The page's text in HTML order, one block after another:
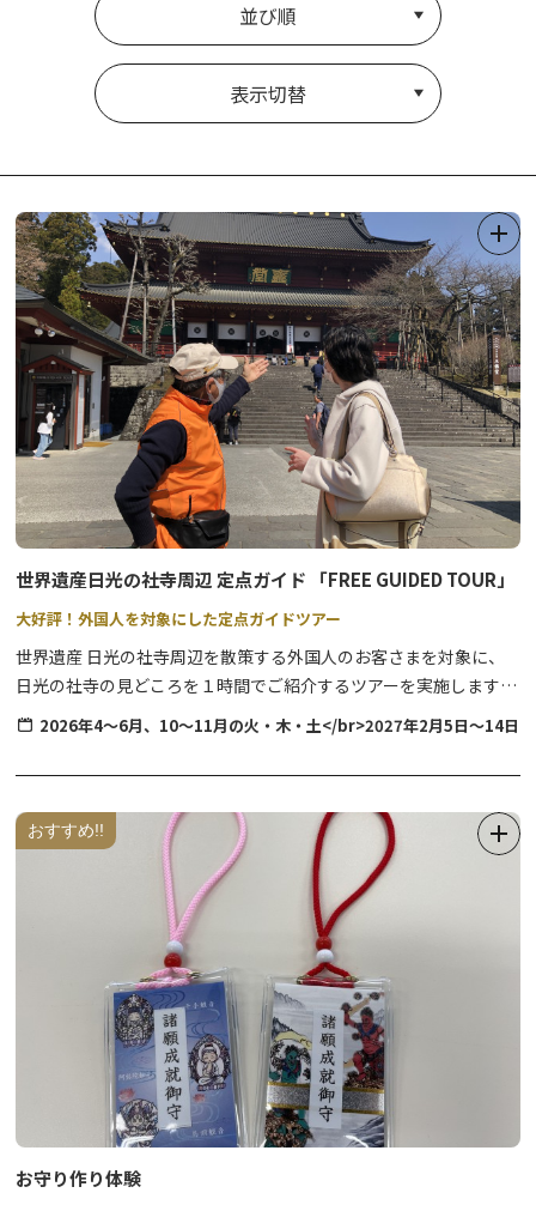
並び順
表示切替
世界遺産日光の社寺周辺 定点ガイド 「FREE GUIDED TOUR」
大好評！外国人を対象にした定点ガイドツアー
世界遺産 日光の社寺周辺を散策する外国人のお客さまを対象に、
日光の社寺の見どころを１時間でご紹介するツアーを実施します。
日光をよく知る外国語ガイドが心を込めてご案内いたしますので、
※ツアー内容に社寺内部の見学は含まれません。
ください。
協力団体：日光SGGクラブ（NSGG）、とちぎボランティア通訳ガ
イド（TVIGA）、宇都宮SGGクラブ（USGG）、栃木県通訳案内士
The World Heritage Shrines and Temples of Nikko
Free Guided Tour
We offer free guided tours for foreign tourists who wish to
explore the World Heritage area.
This tour will show you the highlights of Nikko's shrines and
temples in one hour.
2026年4～6月、10～11月の火・木・土</br>2027年2月5日～14日
おすすめ!!
お守り作り体験